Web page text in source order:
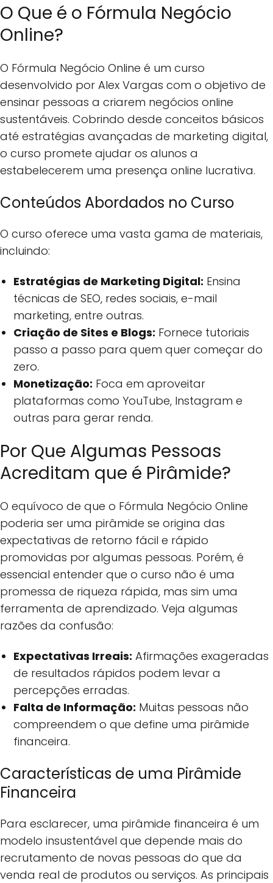
O Que é o Fórmula Negócio
Online?
O Fórmula Negócio Online é um curso
desenvolvido por Alex Vargas com o objetivo de
ensinar pessoas a criarem negócios online
sustentáveis. Cobrindo desde conceitos básicos
até estratégias avançadas de marketing digital,
o curso promete ajudar os alunos a
estabelecerem uma presença online lucrativa.
Conteúdos Abordados no Curso
O curso oferece uma vasta gama de materiais,
incluindo:
Estratégias de Marketing Digital: Ensina
técnicas de SEO, redes sociais, e-mail
marketing, entre outras.
Criação de Sites e Blogs: Fornece tutoriais
passo a passo para quem quer começar do
zero.
Monetização: Foca em aproveitar
plataformas como YouTube, Instagram e
outras para gerar renda.
Por Que Algumas Pessoas
Acreditam que é Pirâmide?
O equívoco de que o Fórmula Negócio Online
poderia ser uma pirâmide se origina das
expectativas de retorno fácil e rápido
promovidas por algumas pessoas. Porém, é
essencial entender que o curso não é uma
promessa de riqueza rápida, mas sim uma
ferramenta de aprendizado. Veja algumas
razões da confusão:
Expectativas Irreais: Afirmações exageradas
de resultados rápidos podem levar a
percepções erradas.
Falta de Informação: Muitas pessoas não
compreendem o que define uma pirâmide
financeira.
Características de uma Pirâmide
Financeira
Para esclarecer, uma pirâmide financeira é um
modelo insustentável que depende mais do
recrutamento de novas pessoas do que da
venda real de produtos ou serviços. As principais